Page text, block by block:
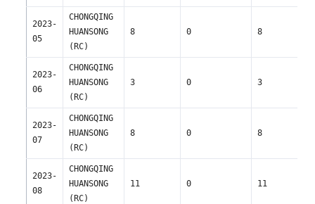
2023-
05
CHONGQING
HUANSONG
(RC)
8 0 8
2023-
06
CHONGQING
HUANSONG
(RC)
3 0 3
2023-
07
CHONGQING
HUANSONG
(RC)
8 0 8
2023-
08
CHONGQING
HUANSONG
(RC)
11 0 11